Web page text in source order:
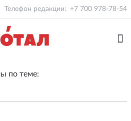
Телефон редакции: +7 700 978-78-54
по теме: